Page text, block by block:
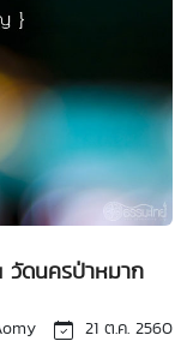
ดนครป่าหมาก
21 ต.ค. 2560